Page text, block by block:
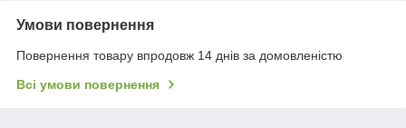
Умови повернення
Повернення товару впродовж 14 днів за домовленістю
Всі умови повернення